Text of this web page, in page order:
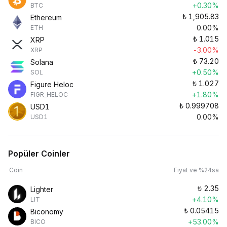
BTC
+0.30%
Ethereum
ETH
₺ 1,905.83
0.00%
XRP
XRP
₺ 1.015
-3.00%
Solana
SOL
₺ 73.20
+0.50%
Figure Heloc
FIGR_HELOC
₺ 1.027
+1.80%
USD1
USD1
₺ 0.999708
0.00%
Popüler Coinler
Coin Fiyat ve %24sa
Lighter
LIT
₺ 2.35
+4.10%
Biconomy
BICO
₺ 0.05415
+53.00%